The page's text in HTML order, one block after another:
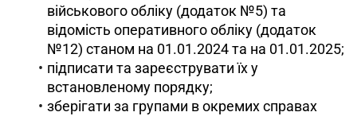
військового обліку (додаток №5) та
відомість оперативного обліку (додаток
№12) станом на 01.01.2024 та на 01.01.2025;
підписати та зареєструвати їх у
встановленому порядку;
зберігати за групами в окремих справах